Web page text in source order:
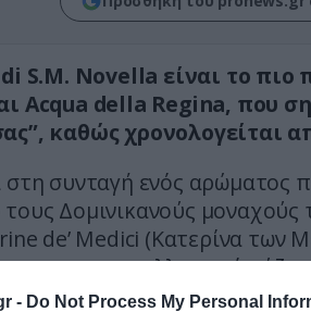
- Do Not Process My Personal
S.M. Novella είναι το
Acqua della Regina, που
καθώς χρονολογείται
στη συνταγή ενός αρώματος
Δομινικανούς μοναχούς
de’ Medici (Κατερίνα των
της με τον μελλοντικό
γνωστό στα ιταλικά ως